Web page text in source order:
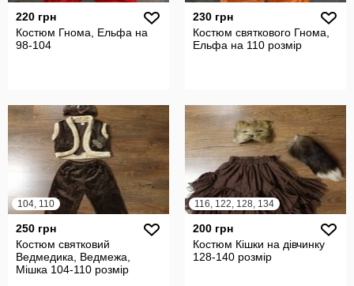
220 грн
Костюм Гнома, Ельфа на
98-104
230 грн
Костюм святкового Гнома,
Ельфа на 110 розмір
104, 110
250 грн
Костюм святковий
Ведмедика, Ведмежа,
Мішка 104-110 розмір
116, 122, 128, 134
200 грн
Костюм Кішки на дівчинку
128-140 розмір